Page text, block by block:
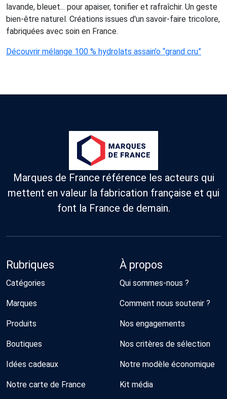
lavande, bleuet... pour apaiser, tonifier et rafraîchir. Un geste
bien-être naturel. Créations issues d'un savoir-faire tricolore,
fabriquées avec soin en France.
Découvrir mélange 100 % hydrolats assain’o “grand cru”
Marques de France référence les acteurs qui
mettent en valeur la fabrication française et qui
font la France de demain.
Rubriques
Catégories
Marques
Produits
Boutiques
Idées cadeaux
Notre carte de France
À propos
Qui sommes-nous ?
Comment nous soutenir ?
Nos engagements
Nos critères de sélection
Notre modèle économique
Kit média